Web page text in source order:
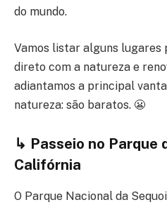
do mundo.
Vamos listar alguns
direto com a natureza e
adiantamos a principal
natureza: são baratos. 😬
↳ Passeio no Parque
Califórnia
O Parque Nacional da